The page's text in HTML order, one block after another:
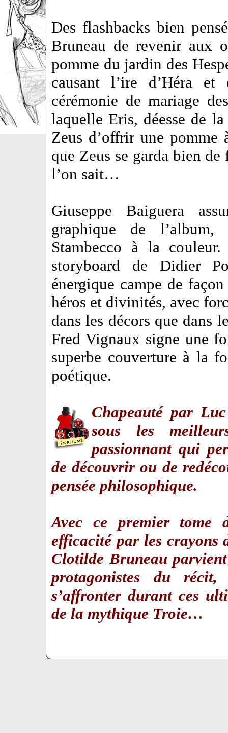
Des flashbacks bien
Bruneau de revenir aux
pomme du jardin des
causant l’ire d’Héra
cérémonie de mariage
laquelle Eris, déesse de
Zeus d’offrir une pomme
que Zeus se garda bien
l’on sait…
Giuseppe Baiguera
graphique de l’album,
Stambecco à la
storyboard de Didier
énergique campe de
héros et divinités, avec
dans les décors que dans
Fred Vignaux signe une
superbe couverture à la
poétique.
Chapeauté par
sous les
passionnant qui
de découvrir ou de
pensée philosophique.
Avec ce premier tome
efficacité par les crayons
Clotilde Bruneau
protagonistes du
s’affronter durant ces
de la mythique Troie…